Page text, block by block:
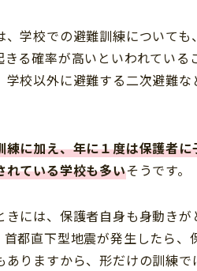
、学校での避難訓練について
る確率が高いといわれてい
校以外に避難する二次避難な
練に加え、年に１度は保護者
れている学校も多いそうです。
きには、保護者自身も身動き
都直下型地震が発生したら
りますから、形だけの訓練